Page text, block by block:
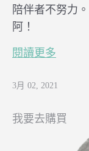
陪伴者不努力
阿！
閱讀更多
3月 02, 2021
我要去購買